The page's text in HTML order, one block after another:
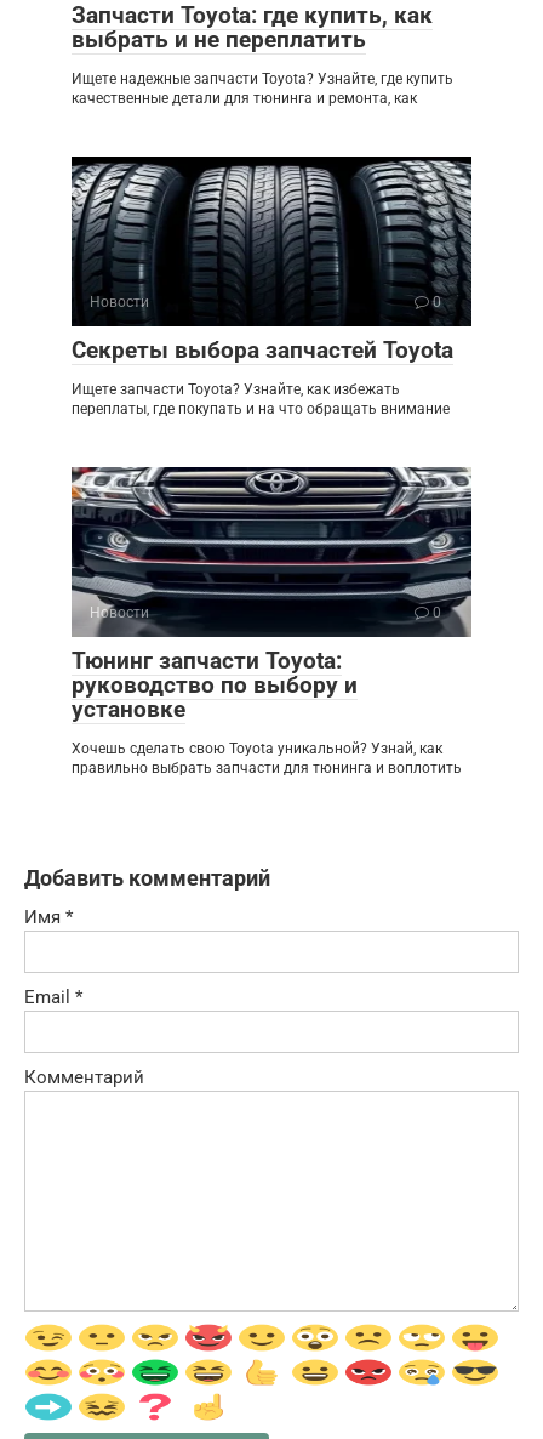
Запчасти Toyota: где купить, как
выбрать и не переплатить
Ищете надежные запчасти Toyota? Узнайте, где купить
качественные детали для тюнинга и ремонта, как
Новости 0
Секреты выбора запчастей Toyota
Ищете запчасти Toyota? Узнайте, как избежать
переплаты, где покупать и на что обращать внимание
Новости 0
Тюнинг запчасти Toyota:
руководство по выбору и
установке
Хочешь сделать свою Toyota уникальной? Узнай, как
правильно выбрать запчасти для тюнинга и воплотить
Добавить комментарий
Имя *
Email *
Комментарий